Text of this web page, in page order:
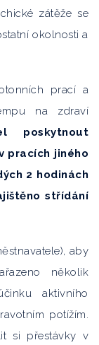
zátěže se
okolnosti a
prací a
na zdraví
poskytnout
pracích jiného
2 hodinách
střídání
aby
několik
aktivního
potížím.
si přestávky v